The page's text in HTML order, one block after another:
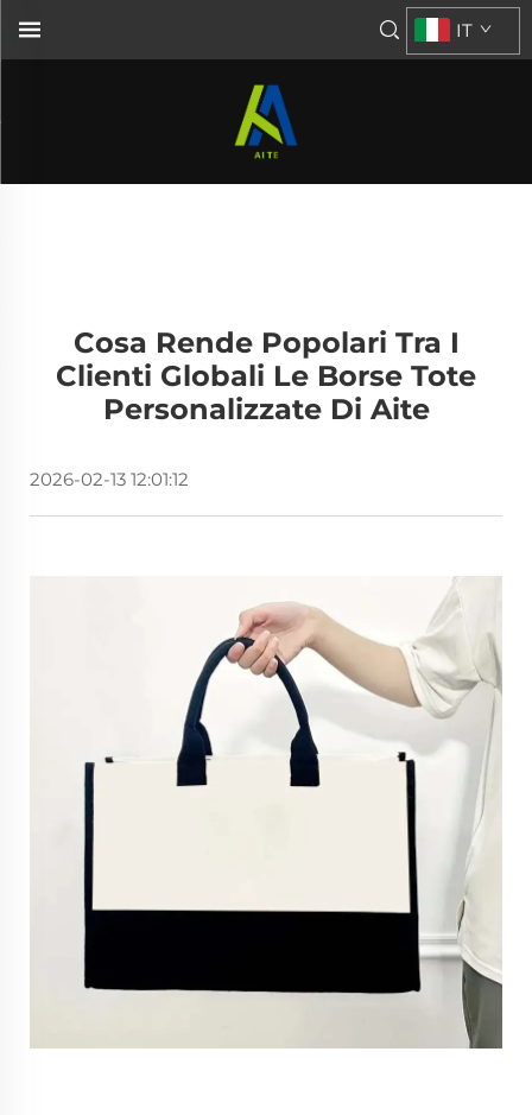
IT
Cosa Rende Popolari Tra I
Clienti Globali Le Borse Tote
Personalizzate Di Aite
2026-02-13 12:01:12